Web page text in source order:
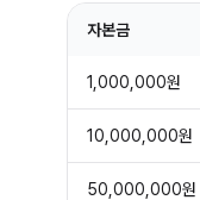
자본금
1,000,000원
10,000,000원
50,000,000원